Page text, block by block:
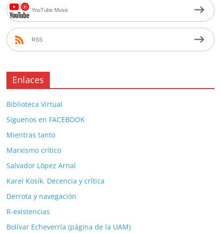
YouTube Music
RSS
Enlaces
Biblioteca Virtual
Síguenos en FACEBOOK
Mientras tanto
Marxismo crítico
Salvador López Arnal
Karel Kosík. Decencia y crítica
Derrota y navegación
R-existencias
Bolívar Echeverría (página de la UAM)